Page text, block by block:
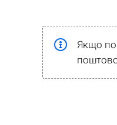
Якщо